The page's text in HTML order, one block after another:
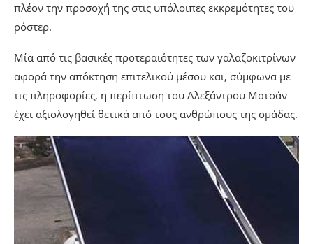
πλέον την προσοχή της στις υπόλοιπες εκκρεμότητες του
ρόστερ.
Μία από τις βασικές προτεραιότητες των γαλαζοκιτρίνων
αφορά την απόκτηση επιτελικού μέσου και, σύμφωνα με
τις πληροφορίες, η περίπτωση του Αλεξάντρου Ματσάν
έχει αξιολογηθεί θετικά από τους ανθρώπους της ομάδας.